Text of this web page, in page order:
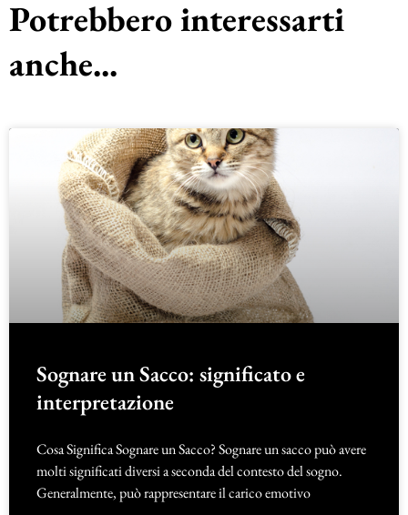
Potrebbero interessarti
anche...
Sognare un Sacco: significato e
interpretazione
Cosa Significa Sognare un Sacco? Sognare un sacco può avere
molti significati diversi a seconda del contesto del sogno.
Generalmente, può rappresentare il carico emotivo